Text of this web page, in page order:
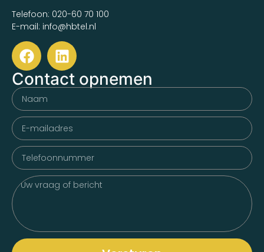
Telefoon: 020-60 70 100
E-mail: info@hbtel.nl
Contact opnemen